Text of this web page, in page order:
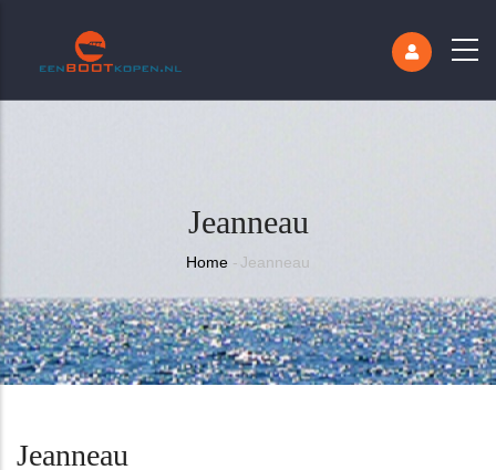
Jeanneau
Kruimelpad
Home - Jeanneau
Jeanneau